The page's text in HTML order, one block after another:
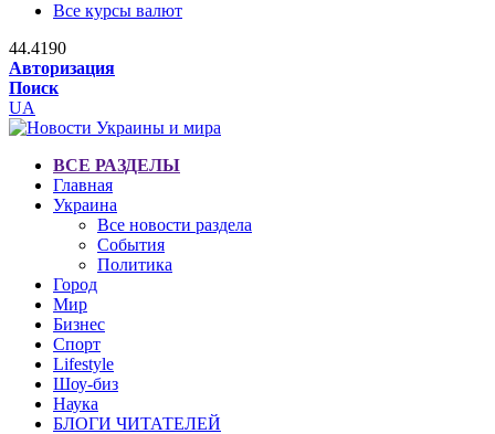
Все курсы валют
44.4190
Авторизация
Поиск
UA
ВСЕ РАЗДЕЛЫ
Главная
Украина
Все новости раздела
События
Политика
Город
Мир
Бизнес
Спорт
Lifestyle
Шоу-биз
Наука
БЛОГИ ЧИТАТЕЛЕЙ